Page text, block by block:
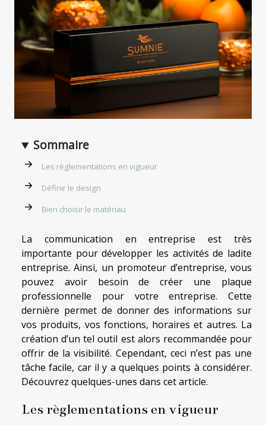
Sommaire
Les règlementations en vigueur
Définir le design
Bien choisir le matériau
La communication en entreprise est très
importante pour développer les activités de ladite
entreprise. Ainsi, un promoteur d’entreprise, vous
pouvez avoir besoin de créer une plaque
professionnelle pour votre entreprise. Cette
dernière permet de donner des informations sur
vos produits, vos fonctions, horaires et autres. La
création d’un tel outil est alors recommandée pour
offrir de la visibilité. Cependant, ceci n’est pas une
tâche facile, car il y a quelques points à considérer.
Découvrez quelques-unes dans cet article.
Les règlementations en vigueur